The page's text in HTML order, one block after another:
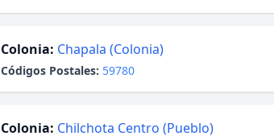
Colonia: Chapala (Colonia)
Códigos Postales: 59780
Colonia: Chilchota Centro (Pueblo)